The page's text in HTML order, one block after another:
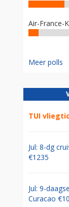
Air-France-
Meer polls
TUI
Jul: 8-dg
€1235
Jul: 9-
Curacao